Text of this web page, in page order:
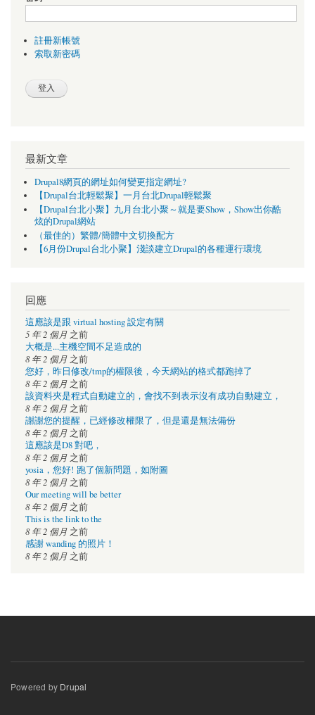
註冊新帳號
索取新密碼
最新文章
Drupal8網頁的網址如何變更指定網址?
【Drupal台北輕鬆聚】一月台北Drupal輕鬆聚
【Drupal台北小聚】九月台北小聚～就是要Show，Show出你酷
炫的Drupal網站
（最佳的）繁體/簡體中文切換配方
【6月份Drupal台北小聚】淺談建立Drupal的各種運行環境
回應
這應該是跟 virtual hosting 設定有關
5 年 2 個月 之前
大概是...主機空間不足造成的
8 年 2 個月 之前
您好，昨日修改/tmp的權限後，今天網站的格式都跑掉了
8 年 2 個月 之前
該資料夾是程式自動建立的，會找不到表示沒有成功自動建立，
8 年 2 個月 之前
謝謝您的提醒，已經修改權限了，但是還是無法備份
8 年 2 個月 之前
這應該是D8 對吧，
8 年 2 個月 之前
yosia，您好! 跑了個新問題，如附圖
8 年 2 個月 之前
Our meeting will be better
8 年 2 個月 之前
This is the link to the
8 年 2 個月 之前
感謝 wanding 的照片！
8 年 2 個月 之前
Powered by Drupal